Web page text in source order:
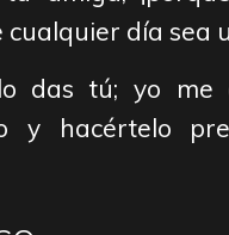
cualquier día sea
das tú; yo me
y hacértelo